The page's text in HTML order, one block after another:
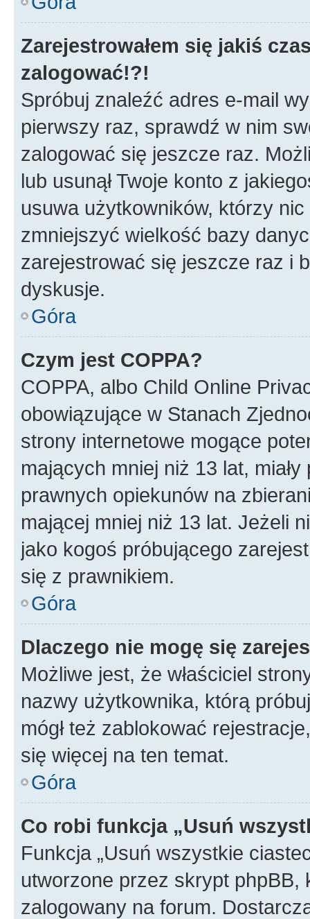
Zarejestrowałem się jakiś
zalogować!?!
Spróbuj znaleźć adres e-mail
pierwszy raz, sprawdź w nim
zalogować się jeszcze raz.
lub usunął Twoje konto z
usuwa użytkowników, którzy
zmniejszyć wielkość bazy
zarejestrować się jeszcze raz i
dyskusje.
Góra
Czym jest COPPA?
COPPA, albo Child Online
obowiązujące w Stanach
strony internetowe mogące
mających mniej niż 13 lat,
prawnych opiekunów na
mającej mniej niż 13 lat. Jeżeli
jako kogoś próbującego
się z prawnikiem.
Góra
Dlaczego nie mogę się
Możliwe jest, że właściciel
nazwy użytkownika, którą
mógł też zablokować
się więcej na ten temat.
Góra
Co robi funkcja „Usuń
Funkcja „Usuń wszystkie
utworzone przez skrypt
zalogowany na forum.